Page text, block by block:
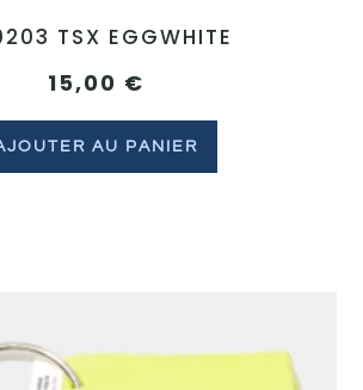
TSX EGGWHITE
15,00 €
AU PANIER